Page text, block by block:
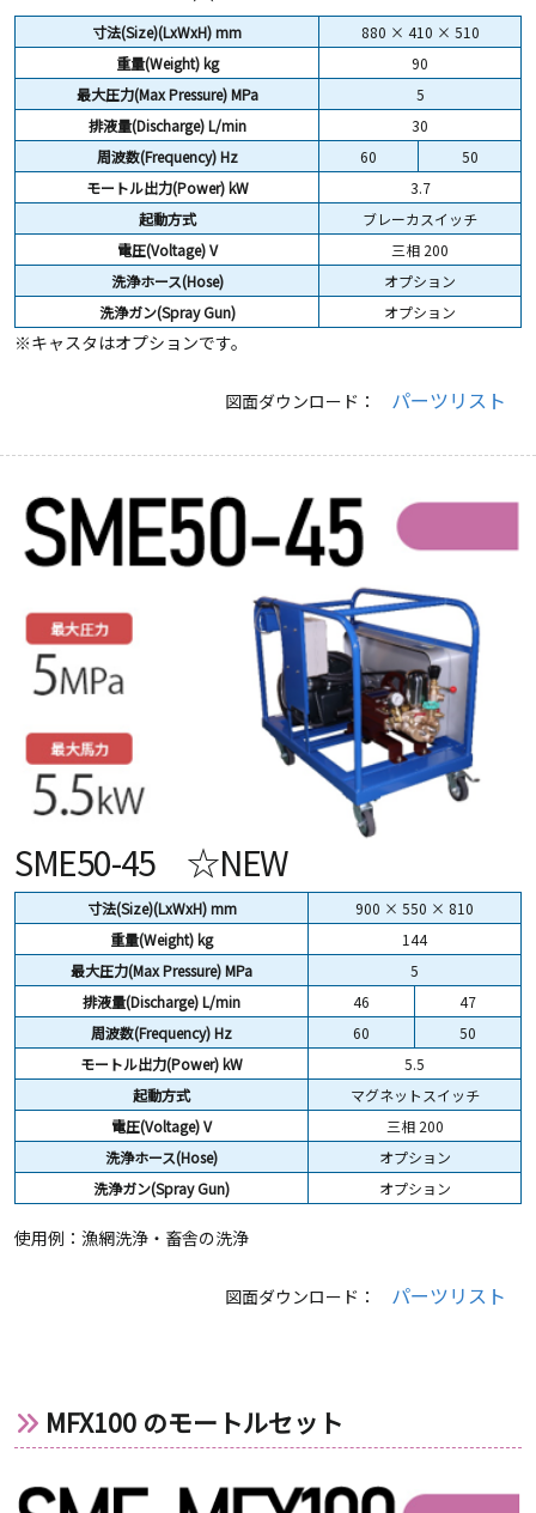
寸法(Size)(LxWxH) mm
880 × 410 × 510
重量(Weight)kg
90
最大圧力(Max Pressure) MPa
5
排液量(Discharge) L/min
30
周波数(Frequency) Hz
60
50
モートル出力(Power) kW
3.7
起動方式
ブレーカスイッチ
電圧(Voltage) V
三相 200
洗浄ホース(Hose)
オプション
洗浄ガン(Spray Gun)
オプション
※キャスタはオプションです。
図面ダウンロード： パーツリスト
SME50-45 ☆NEW
寸法(Size)(LxWxH) mm
900 × 550 × 810
重量(Weight)kg
144
最大圧力(Max Pressure) MPa
5
排液量(Discharge) L/min
46
47
周波数(Frequency) Hz
60
50
モートル出力(Power) kW
5.5
起動方式
マグネットスイッチ
電圧(Voltage) V
三相 200
洗浄ホース(Hose)
オプション
洗浄ガン(Spray Gun)
オプション
使用例：漁網洗浄・畜舎の洗浄
図面ダウンロード： パーツリスト
MFX100 のモートルセット